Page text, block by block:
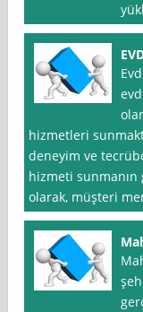
hizmetleri
deneyim ve
hizmeti sunmanın
olarak, müşteri